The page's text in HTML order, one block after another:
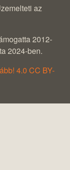
az
2012-
2024-ben.
4.0 CC BY-